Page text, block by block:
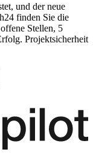
und der neue
finden Sie die
Stellen, 5
Projektsicherheit